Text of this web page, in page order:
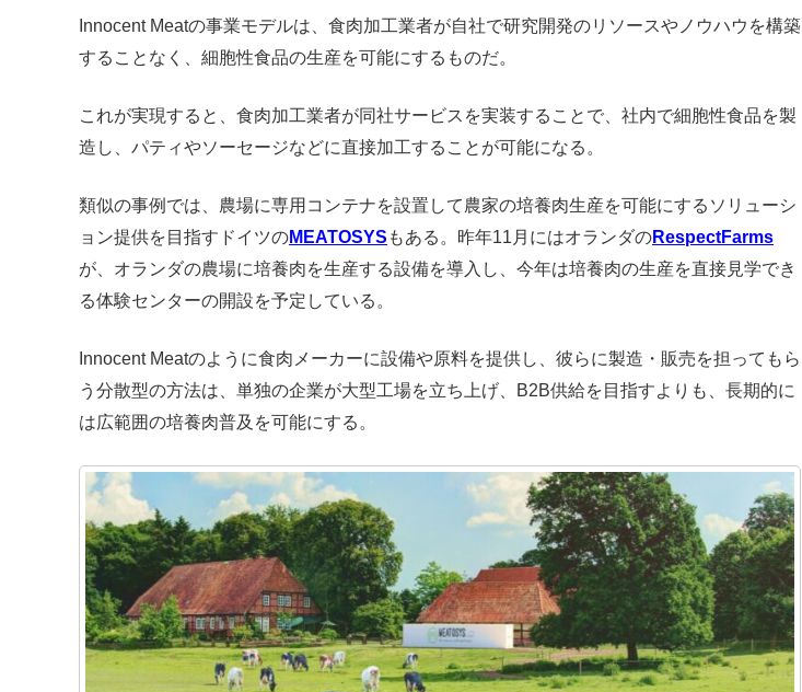
Innocent Meatの事業モデルは、食肉加工業者が自社で研究開発のリソースやノウハウを構築
することなく、細胞性食品の生産を可能にするものだ。
これが実現すると、食肉加工業者が同社サービスを実装することで、社内で細胞性食品を製
造し、パティやソーセージなどに直接加工することが可能になる。
類似の事例では、農場に専用コンテナを設置して農家の培養肉生産を可能にするソリューシ
ョン提供を目指すドイツのMEATOSYS もある。昨年11月にはオランダのRespectFarms
が、オランダの農場に培養肉を生産する設備を導入し、今年は培養肉の生産を直接見学でき
る体験センターの開設を予定している。
Innocent Meatのように食肉メーカーに設備や原料を提供し、彼らに製造・販売を担ってもら
う分散型の方法は、単独の企業が大型工場を立ち上げ、B2B供給を目指すよりも、長期的に
は広範囲の培養肉普及を可能にする。